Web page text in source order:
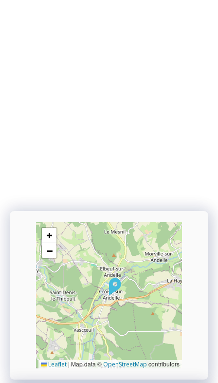
+
−
Leaflet |Map data ©OpenStreetMap contributors